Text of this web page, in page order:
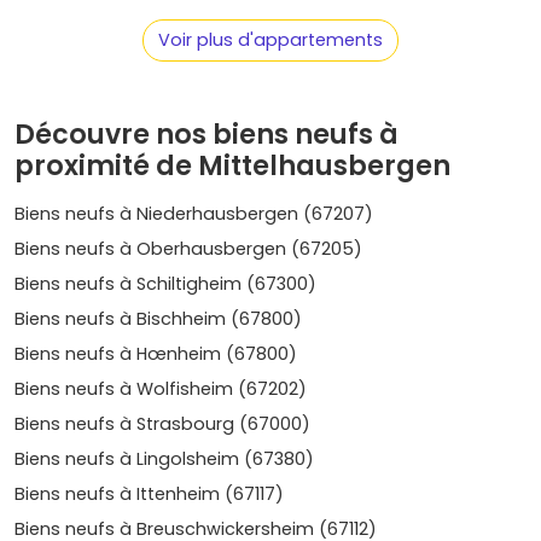
en zone B1 selon les programmes, ce qui
peut optimiser ta fiscalité. Bref, l'immobilier neuf à
Mittelhausbergenrime avec confort, durabilité et
Où acheter à Mittelhausbergen :
secteurs et ambiances
La commune est compacte, mais chaque
style et ses avantages. Voici les zones à considérer pour
ton projet en immobilier neuf à Mittelhausbergen
Centre-bourg (proche mairie, commerces, écoles) :
parfait si tu veux tout faire à pied et profiter de la vie
locale. Prix moyen neufestimé :
000 €/m²selon standing et prestations.
Lisière d'Oberhausbergen
(coteaux, vues
dégagées, promenades) : esprit résidentiel avec une
touche nature, balcons et terrasses recherchés.
moyen : environ 5 000 à 6 500 €/m²
Proximité route de Saverne / Cronenbourg Ouest
accès rapide à Strasbourg et aux zones d'emploi,
Voir plus d'appartements
Découvre nos biens neufs à
proximité de Mittelhausbergen
Biens neufs à Niederhausbergen (67207)
Biens neufs à Oberhausbergen (67205)
Biens neufs à Schiltigheim (67300)
Biens neufs à Bischheim (67800)
Biens neufs à Hœnheim (67800)
Biens neufs à Wolfisheim (67202)
Biens neufs à Strasbourg (67000)
Biens neufs à Lingolsheim (67380)
Biens neufs à Ittenheim (67117)
Biens neufs à Breuschwickersheim (67112)